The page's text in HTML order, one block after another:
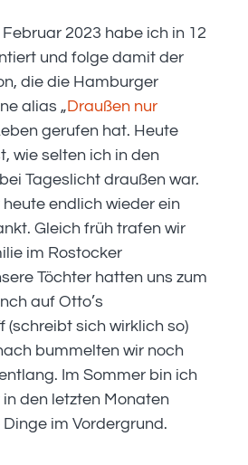
2023 habe ich in 12
und folge damit der
die die Hamburger
alias „Draußen nur
gerufen hat. Heute
wie selten ich in den
Tageslicht draußen war.
endlich wieder ein
Gleich früh trafen wir
im Rostocker
Töchter hatten uns zum
auf Otto’s
(schreibt sich wirklich so)
bummelten wir noch
Im Sommer bin ich
den letzten Monaten
im Vordergrund.